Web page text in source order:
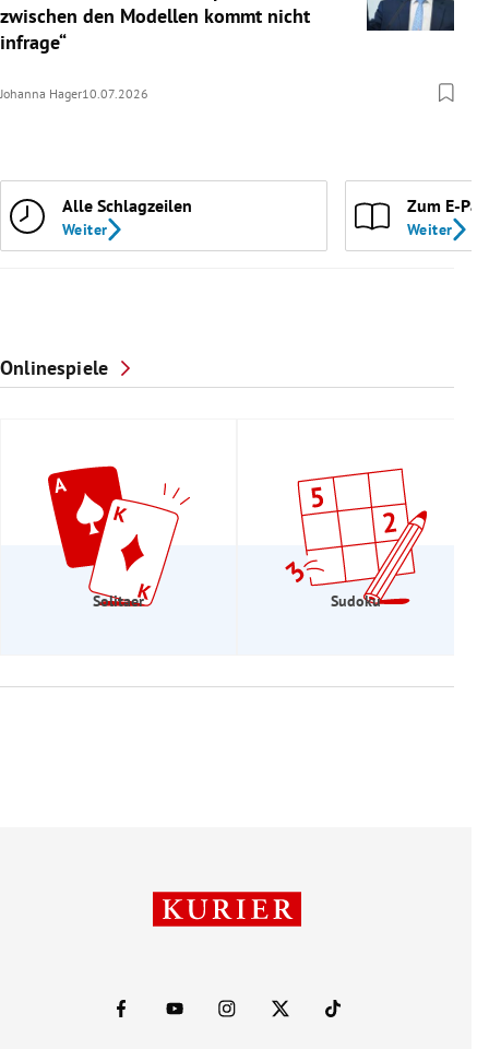
zwischen den Modellen kommt nicht
infrage“
Johanna Hager10.07.2026
Alle Schlagzeilen
Weiter
Zum E-
Weiter
Onlinespiele
Solitaer Sudoku